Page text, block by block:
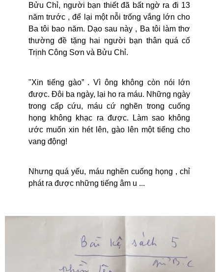
Bửu Chỉ, người bạn thiết đã bất ngờ ra đi 13
năm trước , để lại một nỗi trống vắng lớn cho
Ba tôi bao năm. Dạo sau này , Ba tôi làm thơ
thường đề tặng hai người bạn thân quá cố
Trịnh Công Sơn và Bửu Chỉ.
"Xin tiếng gào” . Vì ông không còn nói lớn
được.Đôi ba ngày, lại ho ra máu. Những ngày
trong cấp cứu, máu cứ nghẽn trong cuống
họng không khạc ra được. Làm sao không
ước muốn xin hét lên, gào lên một tiếng cho
vang động!
Nhưng quá yếu, máu nghẽn cuống họng , chỉ
phát ra được những tiếng âm u ...